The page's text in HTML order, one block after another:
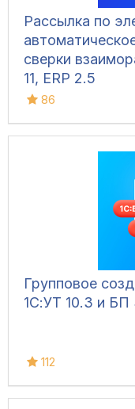
Рассылка по
сверки
11, ERP 2.5
86
Групповое
1С:УТ 10.3 и БП
112